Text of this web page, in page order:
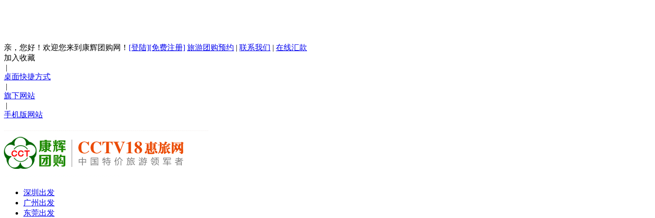
亲，您好！欢迎您来到康辉团购网！ [登陆][免费注册] 旅游团购预约 | 联系我们 | 在线汇款
加入收藏
|
桌面快捷方式
|
旗下网站
|
手机版网站
深圳出发
广州出发
东莞出发